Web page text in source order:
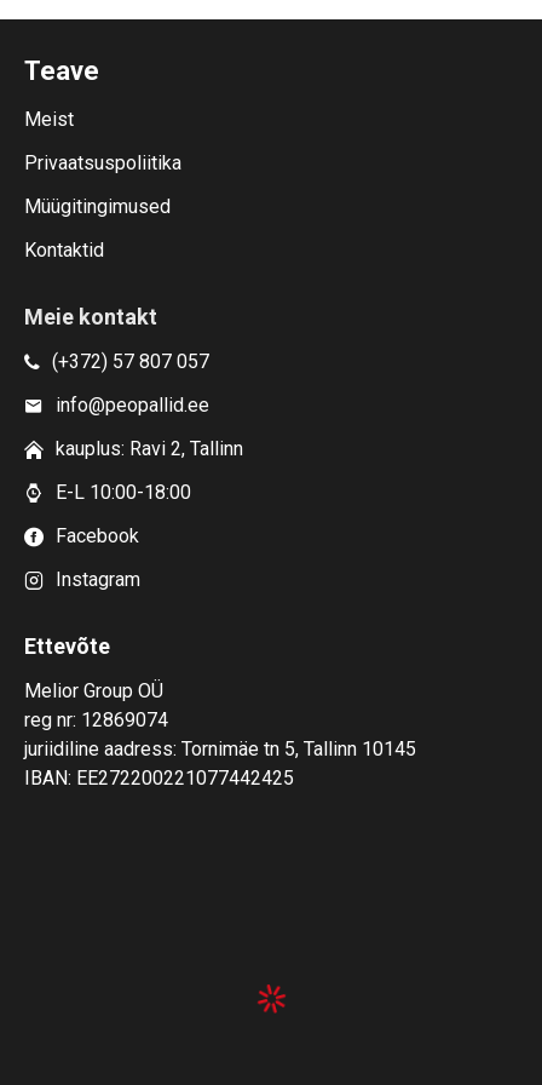
Teave
Meist
Privaatsuspoliitika
Müügitingimused
Kontaktid
Meie kontakt
(+372) 57 807 057
info@peopallid.ee
kauplus: Ravi 2, Tallinn
E-L 10:00-18:00
Facebook
Instagram
Ettevõte
Melior Group OÜ
reg nr: 12869074
juriidiline aadress: Tornimäe tn 5, Tallinn 10145
IBAN: EE272200221077442425